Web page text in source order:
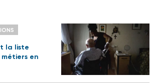
la liste
en